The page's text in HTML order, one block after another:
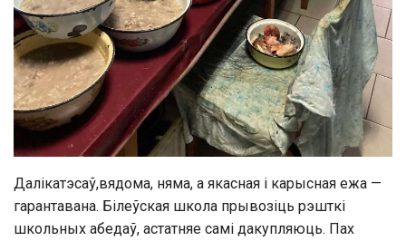
Далікатэсаў,вядома, няма, а якасная і карысная ежа —
гарантавана. Білеўская школа прывозіць рэшткі
школьных абедаў, астатняе самі дакупляюць. Пах